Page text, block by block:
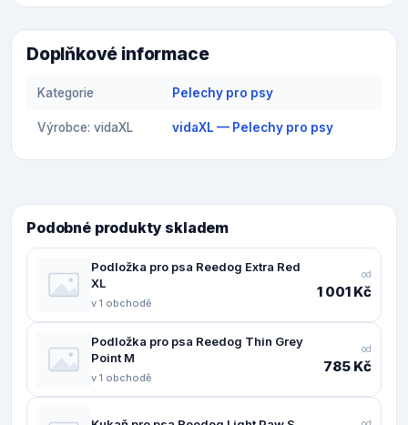
Doplňkové informace
Kategorie Pelechy pro psy
Výrobce: vidaXL vidaXL — Pelechy pro psy
Podobné produkty skladem
Podložka pro psa Reedog Extra Red
XL
v 1 obchodě
od
1 001 Kč
Podložka pro psa Reedog Thin Grey
Point M
v 1 obchodě
od
785 Kč